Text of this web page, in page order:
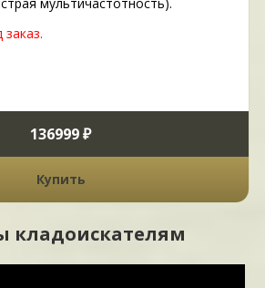
136999 ₽
Купить
кладоискателям